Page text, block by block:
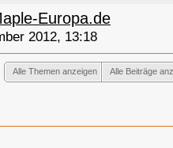
Europa.de
2012, 13:18
Alle Beiträge
Alle Themen anzeigen